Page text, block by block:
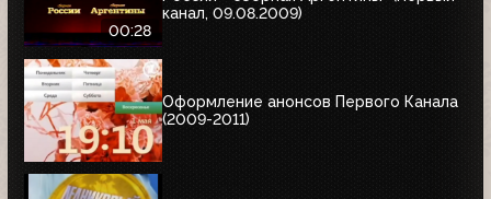
00:28
канал, 09.08.2009)
Оформление анонсов Первого Канала
(2009-2011)